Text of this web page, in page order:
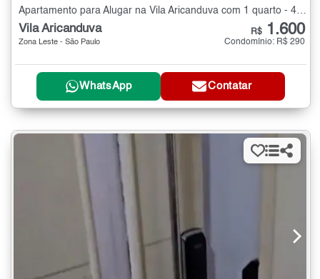
Vila Aricanduva
Zona Leste - São Paulo
R$ 1.600
Condomínio: R$ 290
WhatsApp Contatar